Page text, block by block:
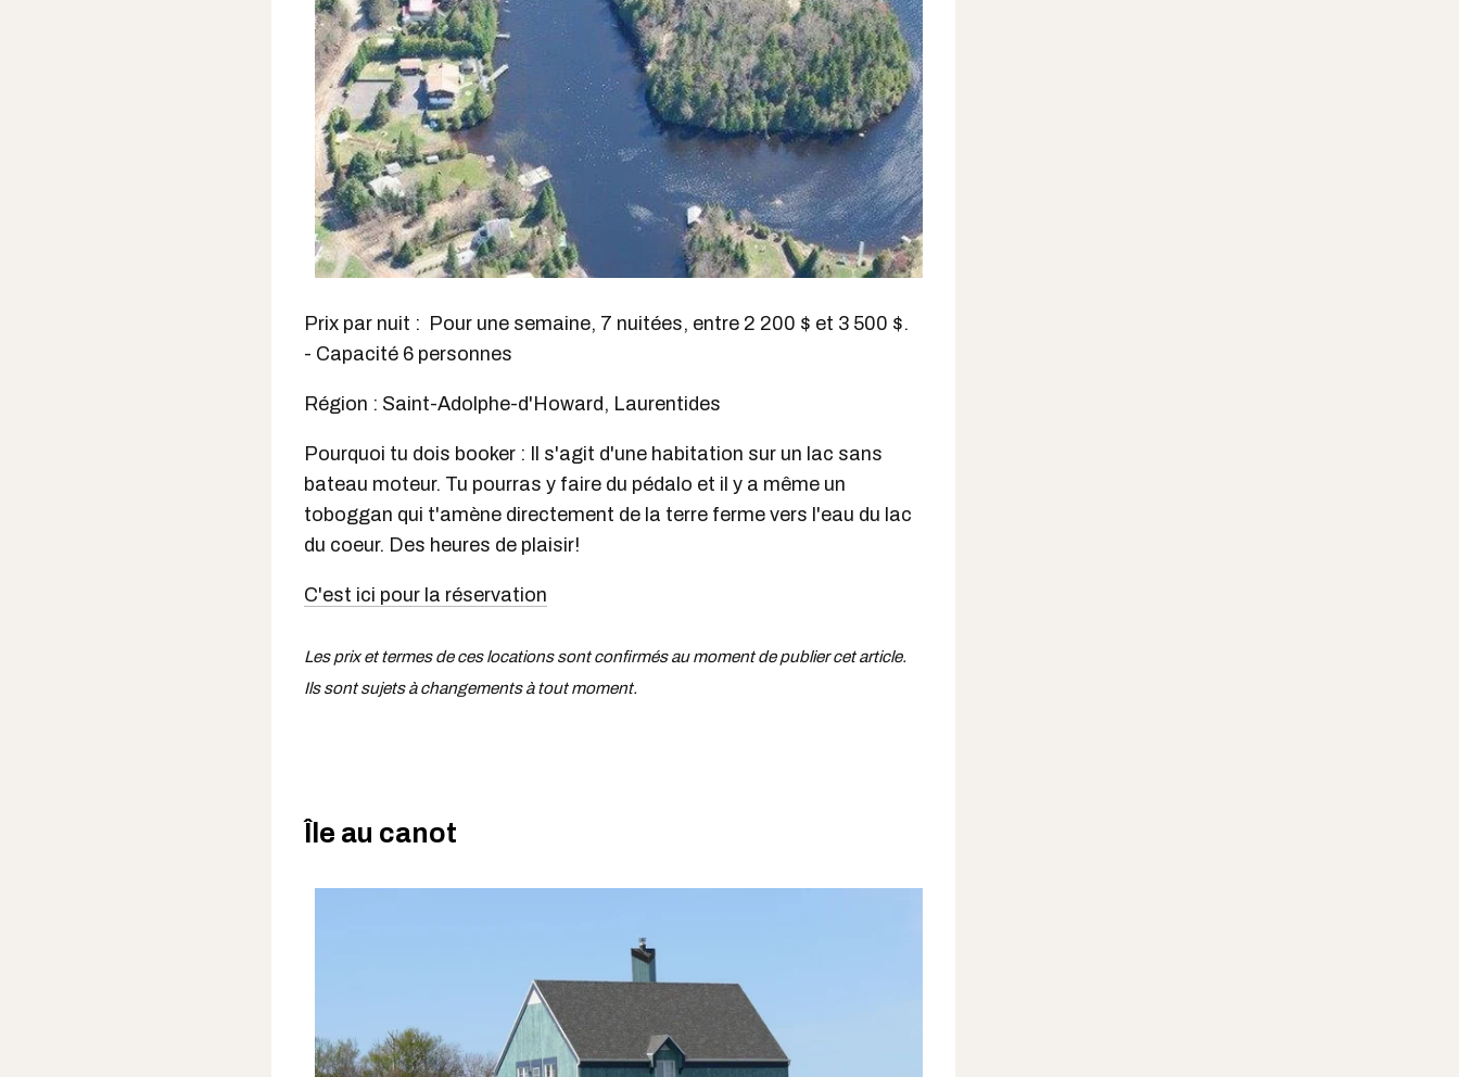
Prix par nuit : Pour une semaine, 7 nuitées, entre 2 200 $ et 3 500 $.
- Capacité 6 personnes
Région : Saint-Adolphe-d'Howard, Laurentides
Pourquoi tu dois booker : Il s'agit d'une habitation sur un lac sans
bateau moteur. Tu pourras y faire du pédalo et il y a même un
toboggan qui t'amène directement de la terre ferme vers l'eau du lac
du coeur. Des heures de plaisir!
C'est ici pour la réservation
Les prix et termes de ces locations sont confirmés au moment de publier cet article.
Ils sont sujets à changements à tout moment.
Île au canot